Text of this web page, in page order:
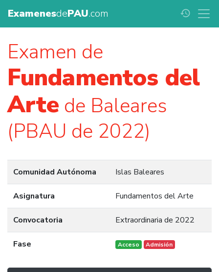
ExamenesdePAU.com history
Examen de
Fundamentos del
Arte de Baleares
(PBAU de 2022)
Comunidad Autónoma Islas Baleares
Asignatura Fundamentos del Arte
Convocatoria Extraordinaria de 2022
Fase Acceso Admisión